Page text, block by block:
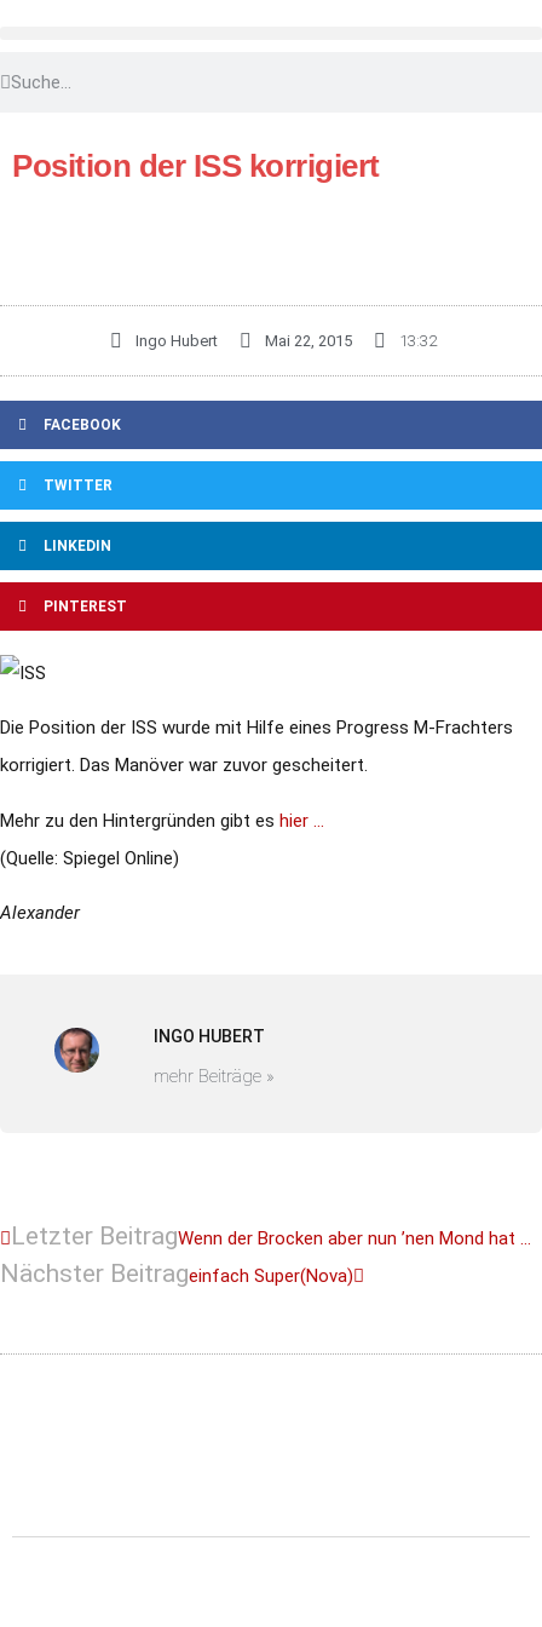
Position der ISS korrigiert
Ingo Hubert Mai 22, 2015 13:32
FACEBOOK
TWITTER
LINKEDIN
PINTEREST
Die Position der ISS wurde mit Hilfe eines Progress M-Frachters
korrigiert. Das Manöver war zuvor gescheitert.
Mehr zu den Hintergründen gibt es hier …
(Quelle: Spiegel Online)
Alexander
INGO HUBERT
mehr Beiträge »
Letzter BeitragWenn der Brocken aber nun ’nen Mond hat …
Nächster Beitrageinfach Super(Nova)